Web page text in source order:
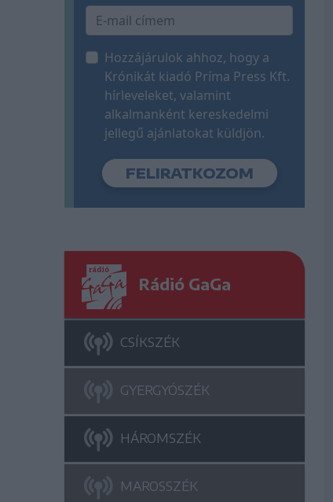
Hozzájárulok ahhoz, hogy a
Krónikát kiadó Príma Press Kft.
hírleveleket, valamint
alkalmanként kereskedelmi
jellegű ajánlatokat küldjön.
Rádió GaGa
CSÍKSZÉK
GYERGYÓSZÉK
HÁROMSZÉK
MAROSSZÉK